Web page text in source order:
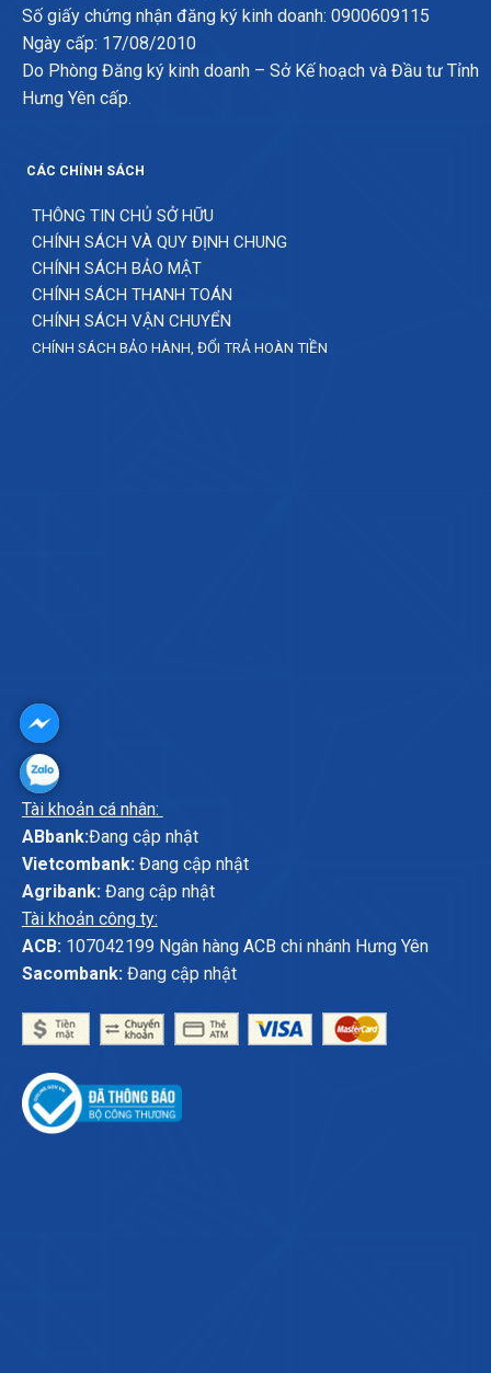
Số giấy chứng nhận đăng ký kinh doanh: 0900609115
Ngày cấp: 17/08/2010
Do Phòng Đăng ký kinh doanh – Sở Kế hoạch và Đầu tư Tỉnh
Hưng Yên cấp.
CÁC CHÍNH SÁCH
THÔNG TIN CHỦ SỞ HỮU
CHÍNH SÁCH VÀ QUY ĐỊNH CHUNG
CHÍNH SÁCH BẢO MẬT
CHÍNH SÁCH THANH TOÁN
CHÍNH SÁCH VẬN CHUYỂN
CHÍNH SÁCH BẢO HÀNH, ĐỔI TRẢ HOÀN TIỀN
Tài khoản cá nhân:
ABbank:Đang cập nhật
Vietcombank:Đang cập nhật
Agribank:Đang cập nhật
Tài khoản công ty:
ACB:107042199 Ngân hàng ACB chi nhánh Hưng Yên
Sacombank:Đang cập nhật